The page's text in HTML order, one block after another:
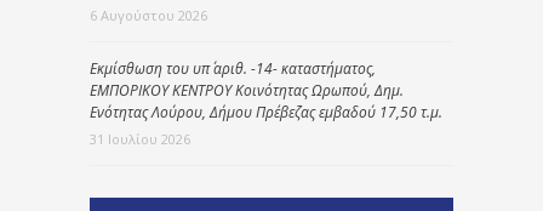
6 Αυγούστου 2026
Εκμίσθωση του υπ΄ αριθ. -14- καταστήματος,
ΕΜΠΟΡΙΚΟΥ ΚΕΝΤΡΟΥ Κοινότητας Ωρωπού, Δημ.
Ενότητας Λούρου, Δήμου Πρέβεζας εμβαδού 17,50 τ.μ.
31 Ιουλίου 2026